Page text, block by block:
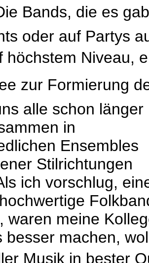
Bands, die es
oder auf Partys
höchstem Niveau,
zur Formierung
alle schon länger
in
Ensembles
Stilrichtungen
ich vorschlug,
waren meine
besser machen,
Musik in bester